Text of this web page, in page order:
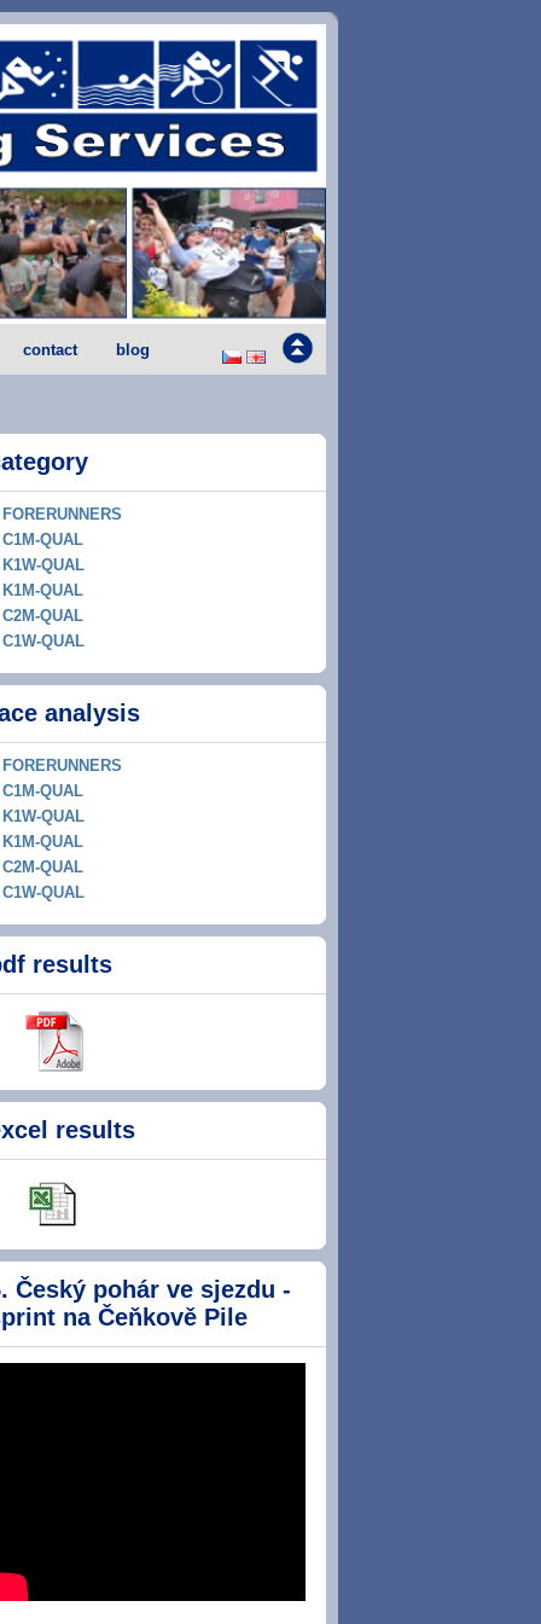
contact blog
FORERUNNERS
C1M-QUAL
K1W-QUAL
K1M-QUAL
C2M-QUAL
C1W-QUAL
analysis
FORERUNNERS
C1M-QUAL
K1W-QUAL
K1M-QUAL
C2M-QUAL
C1W-QUAL
results
results
Český pohár ve sjezdu -
na Čeňkově Pile